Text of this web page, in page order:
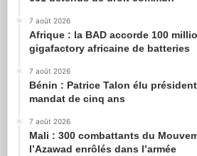
7 août 2026
Afrique : la BAD accorde 100
gigafactory africaine de batteries
7 août 2026
Bénin : Patrice Talon élu
mandat de cinq ans
7 août 2026
Mali : 300 combattants du
l’Azawad enrôlés dans l’armée